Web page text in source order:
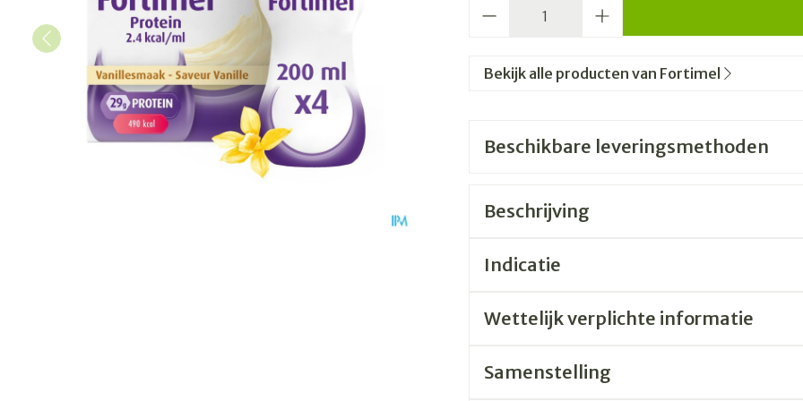
Bekijk alle producten van Fortimel
Beschikbare leveringsmethoden
Beschrijving
Indicatie
Wettelijk verplichte informatie
Samenstelling